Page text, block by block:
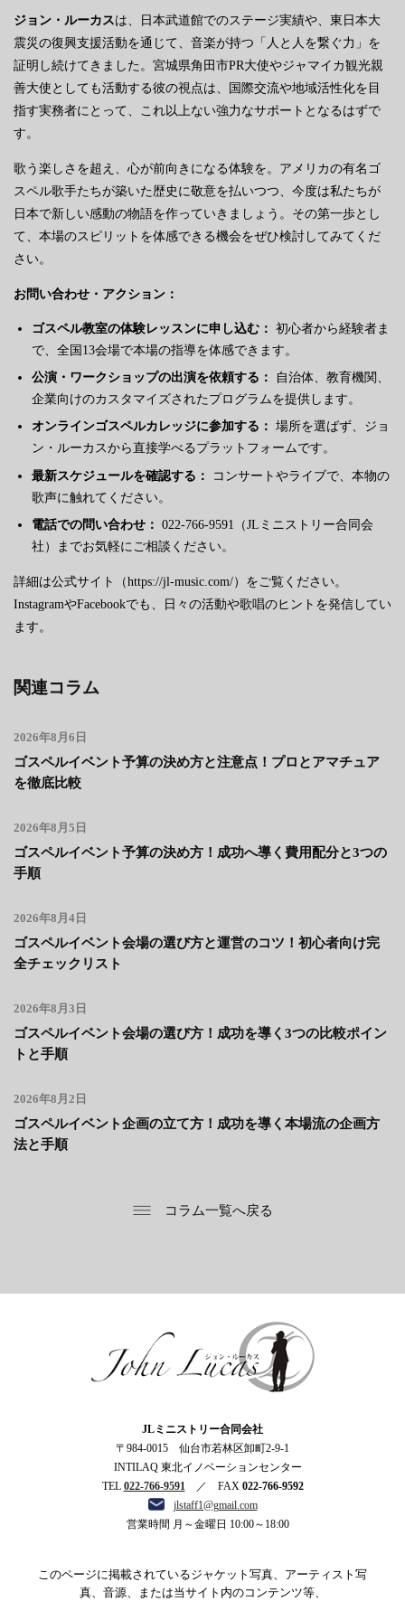
ジョン・ルーカスは、日本武道館でのステージ実績や、東日本大
震災の復興支援活動を通じて、音楽が持つ「人と人を繋ぐ力」を
証明し続けてきました。宮城県角田市PR大使やジャマイカ観光親
善大使としても活動する彼の視点は、国際交流や地域活性化を目
指す実務者にとって、これ以上ない強力なサポートとなるはずで
す。
歌う楽しさを超え、心が前向きになる体験を。アメリカの有名ゴ
スペル歌手たちが築いた歴史に敬意を払いつつ、今度は私たちが
日本で新しい感動の物語を作っていきましょう。その第一歩とし
て、本場のスピリットを体感できる機会をぜひ検討してみてくだ
さい。
お問い合わせ・アクション：
ゴスペル教室の体験レッスンに申し込む： 初心者から経験者ま
で、全国13会場で本場の指導を体感できます。
公演・ワークショップの出演を依頼する：
自治体、教育機関、
企業向けのカスタマイズされたプログラムを提供します。
オンラインゴスペルカレッジに参加する： 場所を選ばず、ジョ
ン・ルーカスから直接学べるプラットフォームです。
最新スケジュールを確認する：
コンサートやライブで、本物の
歌声に触れてください。
電話での問い合わせ： 022-766-9591（JLミニストリー合同会
社）までお気軽にご相談ください。
詳細は公式サイト（https://jl-music.com/）をご覧ください。
InstagramやFacebookでも、日々の活動や歌唱のヒントを発信してい
ます。
関連コラム
2026年8月6日
ゴスペルイベント予算の決め方と注意点！プロとアマチュア
を徹底比較
2026年8月5日
ゴスペルイベント予算の決め方！成功へ導く費用配分と3つの
手順
2026年8月4日
ゴスペルイベント会場の選び方と運営のコツ！初心者向け完
全チェックリスト
2026年8月3日
ゴスペルイベント会場の選び方！成功を導く3つの比較ポイン
トと手順
2026年8月2日
ゴスペルイベント企画の立て方！成功を導く本場流の企画方
法と手順
コラム一覧へ戻る
JLミニストリー合同会社
〒984-0015 仙台市若林区卸町2-9-1
INTILAQ 東北イノベーションセンター
TEL 022-766-9591／ FAX 022-766-9592
jlstaff1@gmail.com
営業時間 月～金曜日 10:00～18:00
このページに掲載されているジャケット写真、アーティスト写
真、音源、または当サイト内のコンテンツ等、